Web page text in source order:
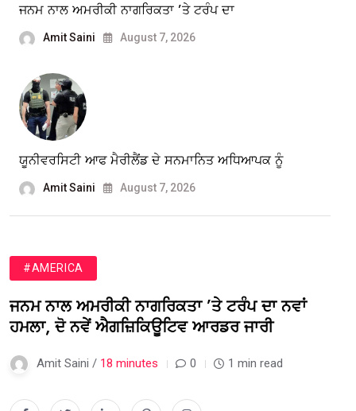
ਜਨਮ ਨਾਲ ਅਮਰੀਕੀ ਨਾਗਰਿਕਤਾ ’ਤੇ ਟਰੰਪ ਦਾ
Amit Saini August 7, 2026
ਯੂਨੀਵਰਸਿਟੀ ਆਫ ਮੈਰੀਲੈਂਡ ਦੇ ਸਨਮਾਨਿਤ ਅਧਿਆਪਕ ਨੂੰ
Amit Saini August 7, 2026
#AMERICA
ਜਨਮ ਨਾਲ ਅਮਰੀਕੀ ਨਾਗਰਿਕਤਾ ’ਤੇ ਟਰੰਪ ਦਾ ਨਵਾਂ
ਹਮਲਾ, ਦੋ ਨਵੇਂ ਐਗਜ਼ਿਕਿਊਟਿਵ ਆਰਡਰ ਜਾਰੀ
Amit Saini / 18 minutes 0 1 min read